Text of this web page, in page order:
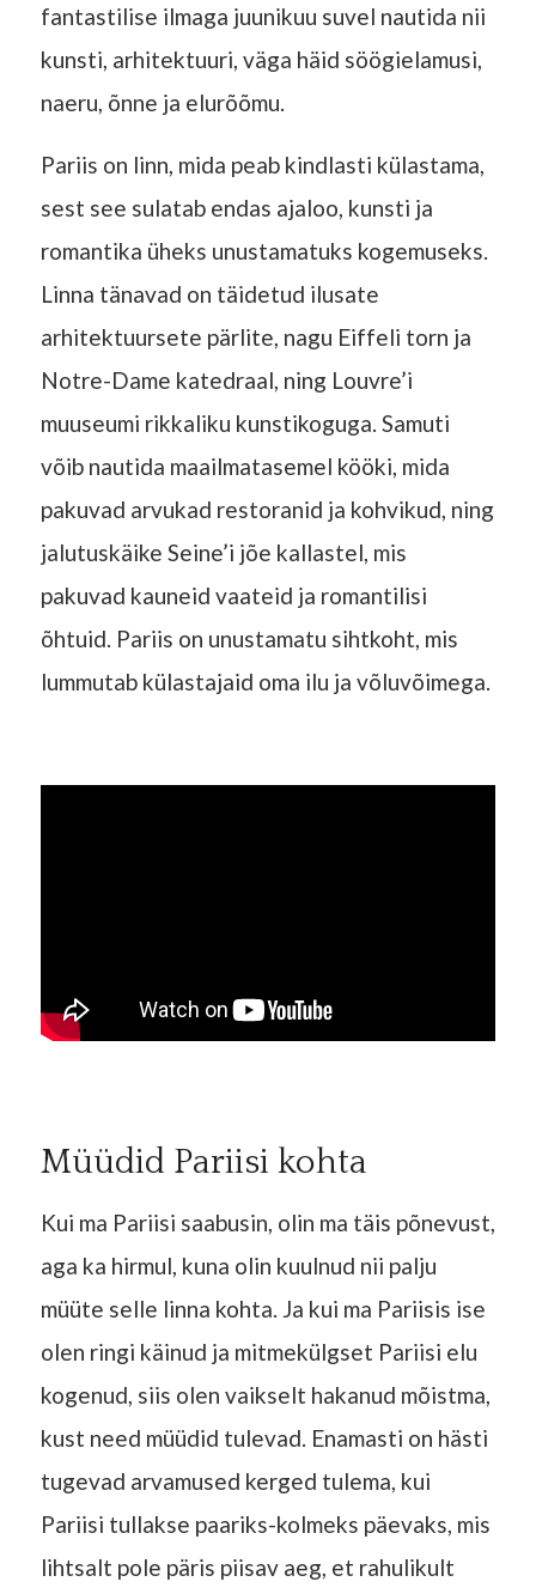
fantastilise ilmaga juunikuu suvel nautida nii
kunsti, arhitektuuri, väga häid söögielamusi,
naeru, õnne ja elurõõmu.
Pariis on linn, mida peab kindlasti külastama,
sest see sulatab endas ajaloo, kunsti ja
romantika üheks unustamatuks kogemuseks.
Linna tänavad on täidetud ilusate
arhitektuursete pärlite, nagu Eiffeli torn ja
Notre-Dame katedraal, ning Louvre’i
muuseumi rikkaliku kunstikoguga. Samuti
võib nautida maailmatasemel kööki, mida
pakuvad arvukad restoranid ja kohvikud, ning
jalutuskäike Seine’i jõe kallastel, mis
pakuvad kauneid vaateid ja romantilisi
õhtuid. Pariis on unustamatu sihtkoht, mis
lummutab külastajaid oma ilu ja võluvõimega.
Müüdid Pariisi kohta
Kui ma Pariisi saabusin, olin ma täis põnevust,
aga ka hirmul, kuna olin kuulnud nii palju
müüte selle linna kohta. Ja kui ma Pariisis ise
olen ringi käinud ja mitmekülgset Pariisi elu
kogenud, siis olen vaikselt hakanud mõistma,
kust need müüdid tulevad. Enamasti on hästi
tugevad arvamused kerged tulema, kui
Pariisi tullakse paariks-kolmeks päevaks, mis
lihtsalt pole päris piisav aeg, et rahulikult